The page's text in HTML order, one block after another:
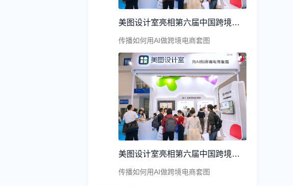
美图设计室亮相第六届中国跨境电商交易会
传播如何用AI做跨境电商套图
美图设计室亮相第六届中国跨境电商交易会
传播如何用AI做跨境电商套图